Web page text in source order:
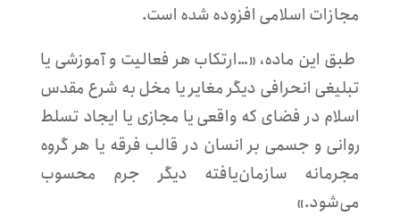
مجازات اسلامی افزوده شده است.
طبق این ماده، «…ارتکاب هر فعالیت و آموزشی یا
تبلیغی انحرافی دیگر مغایر یا مخل به شرع مقدس
اسلام در فضای که واقعی یا مجازی یا ایجاد تسلط
روانی و جسمی بر انسان در قالب فرقه یا هر گروه
مجرمانه سازمان‌یافته دیگر جرم محسوب
می‌شود.»